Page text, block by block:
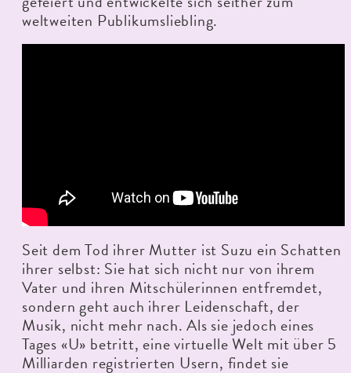
weltweiten Publikumsliebling.
Seit dem Tod ihrer Mutter ist Suzu ein Schatten
ihrer selbst: Sie hat sich nicht nur von ihrem
Vater und ihren Mitschülerinnen entfremdet,
sondern geht auch ihrer Leidenschaft, der
Musik, nicht mehr nach. Als sie jedoch eines
Tages «U» betritt, eine virtuelle Welt mit über 5
Milliarden registrierten Usern, findet sie